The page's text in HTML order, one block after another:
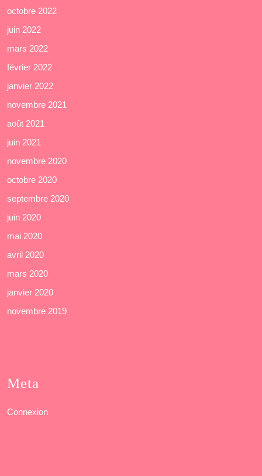
octobre 2022
juin 2022
mars 2022
février 2022
janvier 2022
novembre 2021
août 2021
juin 2021
novembre 2020
octobre 2020
septembre 2020
juin 2020
mai 2020
avril 2020
mars 2020
janvier 2020
novembre 2019
Meta
Connexion